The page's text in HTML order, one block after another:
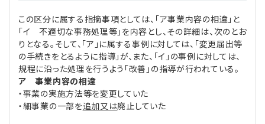
この区分に属する指摘事項としては、「ア事業内容の相違」と
「イ 不適切な事務処理等」を内容とし、その詳細は、次のとお
りとなる。そして、「ア」に属する事例に対しては、「変更届出等
の手続きをとるように指導」が、また、「イ」の事例に対しては、
規程に沿った処理を行うよう「改善」の指導が行われている。
ア 事業内容の相違
・事業の実施方法等を変更していた
・細事業の一部を追加又は廃止していた